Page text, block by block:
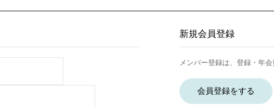
新規会員登録
メンバー登録は、登録・年会
会員登録をする